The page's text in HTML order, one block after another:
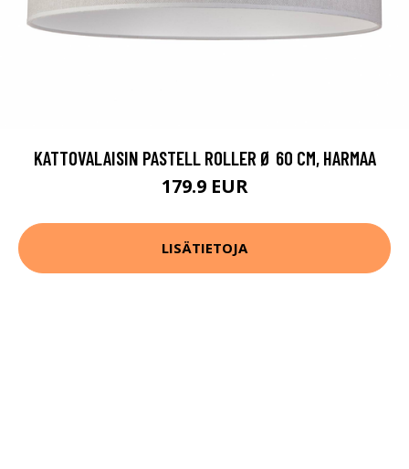
KATTOVALAISIN PASTELL ROLLER Ø 60 CM, HARMAA
179.9 EUR
LISÄTIETOJA